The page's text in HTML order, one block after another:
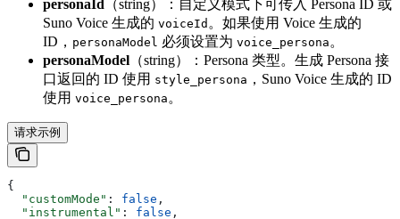
personaId （string）：自定义模式下可传入 Persona ID 或
Suno Voice 生成的 voiceId 。如果使用 Voice 生成的
ID， personaModel 必须设置为 voice_persona 。
personaModel （string）：Persona 类型。生成 Persona 接
口返回的 ID 使用 style_persona ，Suno Voice 生成的 ID
使用 voice_persona 。
请求示例
{
  "customMode"
: false ,
  "instrumental"
: false ,